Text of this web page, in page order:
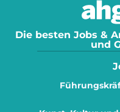
Die besten Jobs &
und